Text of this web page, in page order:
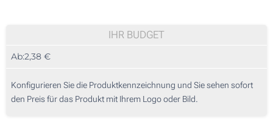
3 Farbig (Auf der Oberseite)
Doming mit Harz (Auf der Oberseite)
20
100
IHR BUDGET
Ab:2,38 €
Konfigurieren Sie die Produktkennzeichnung und Sie sehen sofort
den Preis für das Produkt mit Ihrem Logo oder Bild.